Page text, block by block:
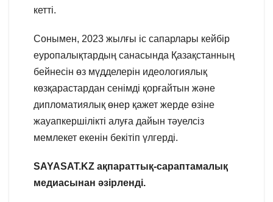
кетті.
Сонымен, 2023 жылғы іс сапарлары кейбір
еуропалықтардың санасында Қазақстанның
бейнесін өз мүдделерін идеологиялық
көзқарастардан сенімді қорғайтын және
дипломатиялық өнер қажет жерде өзіне
жауапкершілікті алуға дайын тәуелсіз
мемлекет екенін бекітіп үлгерді.
SAYASAT.KZ ақпараттық-сараптамалық
медиасынан әзірленді.